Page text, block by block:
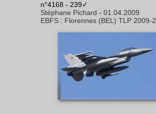
n°4168 - 239✓
Stéphane Pichard - 01.04.2009
EBFS : Florennes (BEL) TLP 2009-2